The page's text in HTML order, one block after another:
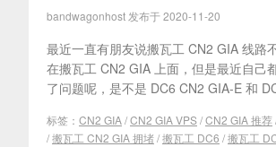
bandwagonhost 发布于 2020-11-20
最近一直有朋友说搬瓦工 CN2 GIA 线路
在搬瓦工 CN2 GIA 上面，但是最近自己
了问题呢，是不是 DC6 CN2 GIA-E 和
标签： CN2 GIA/CN2 GIA VPS/CN2 GIA 推荐
/搬瓦工 CN2 GIA 拥堵/搬瓦工 DC6 /搬瓦工